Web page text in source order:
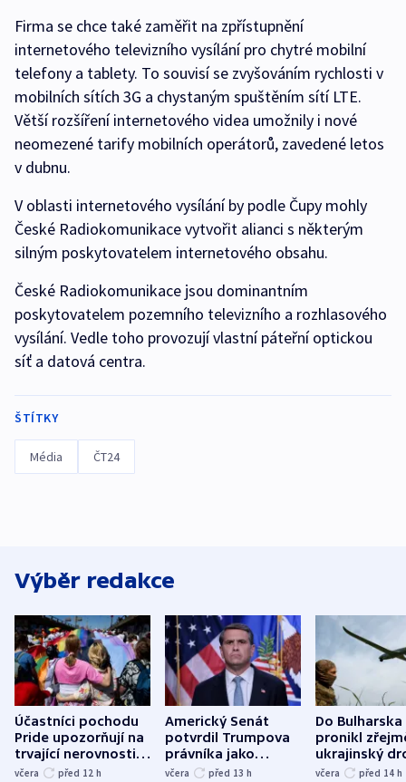
Firma se chce také zaměřit na zpřístupnění
internetového televizního vysílání pro chytré mobilní
telefony a tablety. To souvisí se zvyšováním rychlosti v
mobilních sítích 3G a chystaným spuštěním sítí LTE.
Větší rozšíření internetového videa umožnily i nové
neomezené tarify mobilních operátorů, zavedené letos
v dubnu.
V oblasti internetového vysílání by podle Čupy mohly
České Radiokomunikace vytvořit alianci s některým
silným poskytovatelem internetového obsahu.
České Radiokomunikace jsou dominantním
poskytovatelem pozemního televizního a rozhlasového
vysílání. Vedle toho provozují vlastní páteřní optickou
síť a datová centra.
ŠTÍTKY
Média ČT24
Výběr redakce
Účastníci pochodu
Pride upozorňují na
trvající nerovnosti i
společenskou
včera před 12 h
Americký Senát
potvrdil Trumpova
právníka jako
ministra
včera před 13 h
Do Bulharska
pronikl
ukrajinský
explodoval
včera před 14 h